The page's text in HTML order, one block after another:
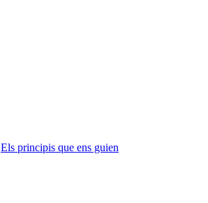
Els principis que ens guien